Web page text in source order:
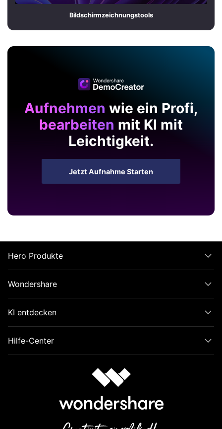
Bildschirmzeichnungstools
Aufnehmen wie ein Profi,
bearbeiten mit KI mit
Leichtigkeit.
Jetzt Aufnahme Starten
Hero Produkte
Wondershare
KI entdecken
Hilfe-Center